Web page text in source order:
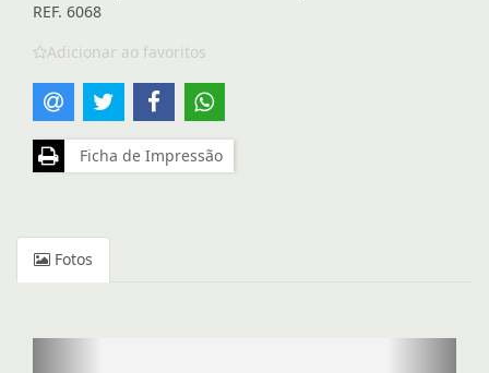
REF. 6068
Adicionar ao favoritos
Ficha de Impressão
Fotos